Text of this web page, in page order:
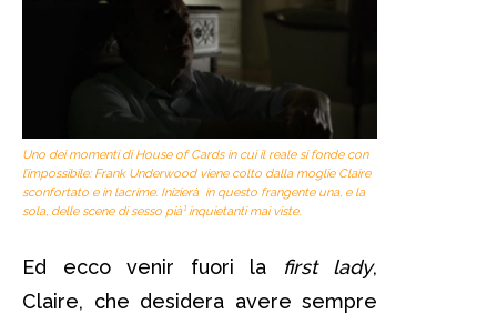
Uno dei momenti di House of Cards in cui il reale si fonde con
l’impossibile: Frank Underwood viene colto dalla moglie Claire
sconfortato e in lacrime. Inizierà in questo frangente una, e la
sola, delle scene di sesso pià¹ inquietanti mai viste.
Ed ecco venir fuori la first lady,
Claire, che desidera avere sempre